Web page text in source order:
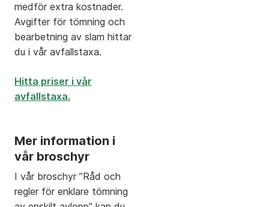
medför extra kostnader.
Avgifter för tömning och
bearbetning av slam hittar
du i vår avfallstaxa.
Hitta priser i vår
avfallstaxa.
Mer information i
vår broschyr
I vår broschyr ”Råd och
regler för enklare tömning